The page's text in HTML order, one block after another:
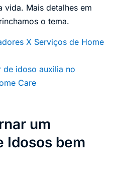
vida. Mais detalhes em
o tema.
X Serviços de Home
idoso auxilia no
Care
um
Idosos bem